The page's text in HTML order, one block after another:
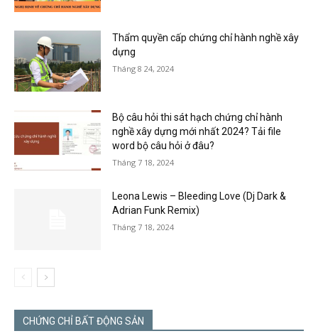
Thẩm quyền cấp chứng chỉ hành nghề xây
dựng
Tháng 8 24, 2024
Bộ câu hỏi thi sát hạch chứng chỉ hành
nghề xây dựng mới nhất 2024? Tải file
word bộ câu hỏi ở đâu?
Tháng 7 18, 2024
Leona Lewis – Bleeding Love (Dj Dark &
Adrian Funk Remix)
Tháng 7 18, 2024
CHỨNG CHỈ BẤT ĐỘNG SẢN